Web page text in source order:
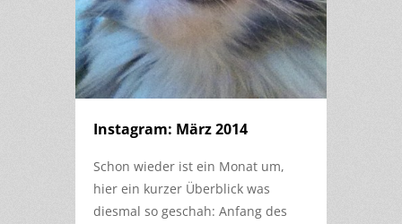
Instagram: März 2014
Schon wieder ist ein Monat um,
hier ein kurzer Überblick was
diesmal so geschah: Anfang des